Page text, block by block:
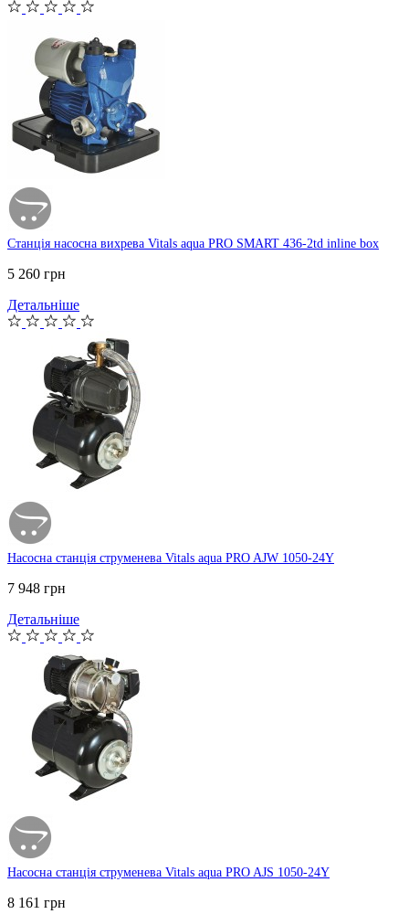
Станція насосна вихрева Vitals aqua PRO SMART 436-2td inline box
5 260 грн
Детальніше
Насосна станція струменева Vitals aqua PRO AJW 1050-24Y
7 948 грн
Детальніше
Насосна станція струменева Vitals aqua PRO AJS 1050-24Y
8 161 грн